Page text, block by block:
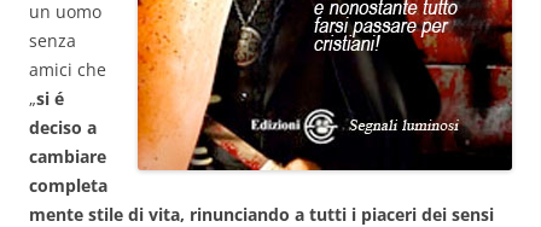
un uomo
senza
amici che
„si é
deciso a
cambiare
completa
mente stile di vita, rinunciando a tutti i piaceri dei sensi